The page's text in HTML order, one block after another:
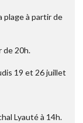
plage à partir de
de 20h.
19 et 26 juillet
Lyauté à 14h.